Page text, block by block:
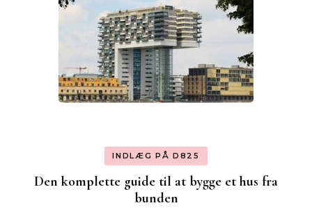
INDLÆG PÅ D825
Den komplette guide til at bygge et hus fra
bunden